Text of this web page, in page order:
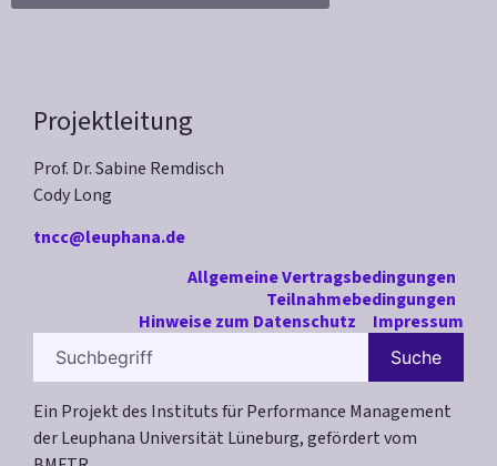
Projektleitung
Prof. Dr. Sabine Remdisch
Cody Long
tncc@leuphana.de
Allgemeine Vertragsbedingungen
Teilnahmebedingungen
Hinweise zum Datenschutz
Impressum
Suche
Ein Projekt des Instituts für Performance Management
der Leuphana Universität Lüneburg, gefördert vom